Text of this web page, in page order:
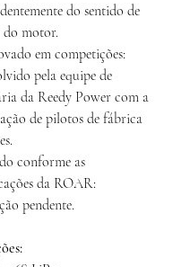
do sentido de
motor.
em competições:
pela equipe de
da Reedy Power com a
de pilotos de fábrica
conforme as
da ROAR:
pendente.